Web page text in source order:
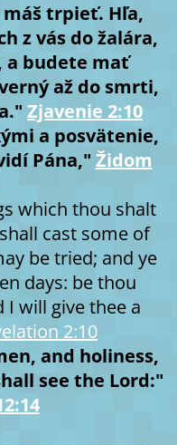
máš trpieť. Hľa,
z vás do žalára,
a budete mať
až do smrti,
Zjavenie 2:10
a posvätenie,
Pána,"Židom
which thou shalt
cast some of
be tried; and ye
days: be thou
will give thee a
2:10
and holiness,
see the Lord:"